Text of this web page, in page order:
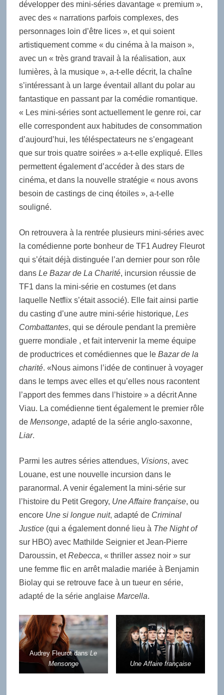
développer des mini-séries davantage « premium »,
avec des « narrations parfois complexes, des
personnages loin d’être lices », et qui soient
artistiquement comme « du cinéma à la maison »,
avec un « très grand travail à la réalisation, aux
lumières, à la musique », a-t-elle décrit, la chaîne
s’intéressant à un large éventail allant du polar au
fantastique en passant par la comédie romantique.
« Les mini-séries sont actuellement le genre roi, car
elle correspondent aux habitudes de consommation
d’aujourd’hui, les téléspectateurs ne s’engageant
que sur trois quatre soirées » a-t-elle expliqué. Elles
permettent également d’accéder à des stars de
cinéma, et dans la nouvelle stratégie « nous avons
besoin de castings de cinq étoiles », a-t-elle
souligné.
On retrouvera à la rentrée plusieurs mini-séries avec
la comédienne porte bonheur de TF1 Audrey Fleurot
qui s’était déjà distinguée l’an dernier pour son rôle
dans Le Bazar de La Charité, incursion réussie de
TF1 dans la mini-série en costumes (et dans
laquelle Netflix s’était associé). Elle fait ainsi partie
du casting d’une autre mini-série historique, Les
Combattantes, qui se déroule pendant la première
guerre mondiale , et fait intervenir la meme équipe
de productrices et comédiennes que le Bazar de la
charité. «Nous aimons l’idée de continuer à voyager
dans le temps avec elles et qu’elles nous racontent
l’apport des femmes dans l’histoire » a décrit Anne
Viau. La comédienne tient également le premier rôle
de Mensonge, adapté de la série anglo-saxonne,
Liar.
Parmi les autres séries attendues, Visions, avec
Louane, est une nouvelle incursion dans le
paranormal. A venir également la mini-série sur
l’histoire du Petit Gregory, Une Affaire française, ou
encore Une si longue nuit, adapté de Criminal
Justice(qui a également donné lieu à The Night of
sur HBO) avec Mathilde Seignier et Jean-Pierre
Daroussin, etRebecca, « thriller assez noir » sur
une femme flic en arrêt maladie mariée à Benjamin
Biolay qui se retrouve face à un tueur en série,
adapté de la série anglaise Marcella.
Audrey Fleurot dansLe
Mensonge
Une Affaire française